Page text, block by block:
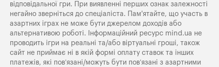
відповідальної гри. При виявленні перших ознак залежності
негайно зверніться до спеціаліста. Пам'ятайте, що участь в
азартних іграх не може бути джерелом доходів або
альтернативою роботі. Інформаційний ресурс mind.ua не
проводить ігри на реальні та/або віртуальні гроші, також
сайт не приймає ні в якій формі оплату ставок та інших
платежів, які пов’язані/можуть бути пов’язані з азартними